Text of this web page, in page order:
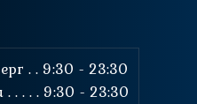
. . 9:30 - 23:30
. . . . 9:30 - 23:30